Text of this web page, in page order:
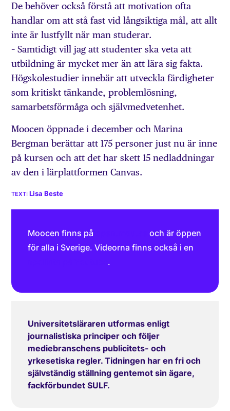
De behöver också förstå att motivation ofta
handlar om att stå fast vid långsiktiga mål, att allt
inte är lustfyllt när man studerar.
– Samtidigt vill jag att studenter ska veta att
utbildning är mycket mer än att lära sig fakta.
Högskolestudier innebär att utveckla färdigheter
som kritiskt tänkande, problemlösning,
samarbetsförmåga och självmedvetenhet.
Moocen öppnade i december och Marina
Bergman berättar att 175 personer just nu är inne
på kursen och att det har skett 15 nedladdningar
av den i lärplattformen Canvas.
Lisa Beste
Moocen finns på
och är öppen
för alla i Sverige. Videorna finns också i en
.
Universitetsläraren utformas enligt
journalistiska principer och följer
mediebranschens publicitets- och
yrkesetiska regler. Tidningen har en fri och
självständig ställning gentemot sin ägare,
fackförbundet SULF.